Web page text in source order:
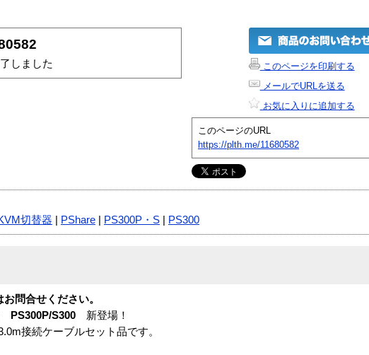
しました
このページを印刷する
メールでURLを送る
お気に入りに追加する
このページのURL
https://plth.me/11680582
切替器 PShare PS300P・S PS300
問合せください。
S300 新登場！
接続ケーブルセット品です。